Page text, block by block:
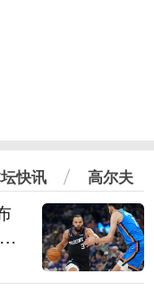
快讯 高尔夫